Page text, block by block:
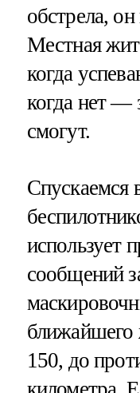
обстрела, он
Местная
когда
когда нет —
смогут.
Спускаемся
использует
сообщений
ближайшего
150, до